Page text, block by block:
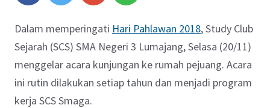
Dalam memperingati Hari Pahlawan 2018, Study Club
Sejarah (SCS) SMA Negeri 3 Lumajang, Selasa (20/11)
menggelar acara kunjungan ke rumah pejuang. Acara
ini rutin dilakukan setiap tahun dan menjadi program
kerja SCS Smaga.